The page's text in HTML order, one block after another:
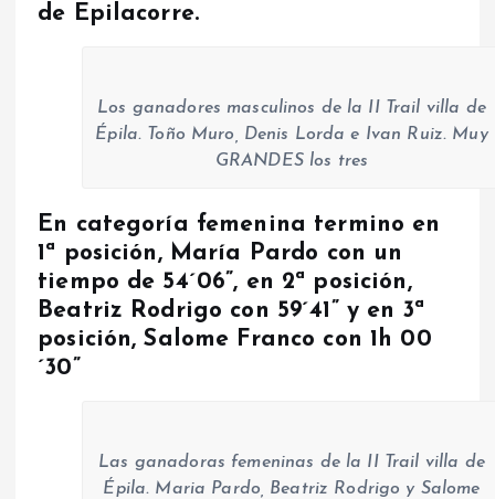
de Epilacorre.
Los ganadores masculinos de la II Trail villa de
Épila. Toño Muro, Denis Lorda e Ivan Ruiz. Muy
GRANDES los tres
En categoría femenina termino en
1ª posición, María Pardo con un
tiempo de 54´06”, en 2ª posición,
Beatriz Rodrigo con 59´41” y en 3ª
posición, Salome Franco con 1h 00
´30”
Las ganadoras femeninas de la II Trail villa de
Épila. Maria Pardo, Beatriz Rodrigo y Salome